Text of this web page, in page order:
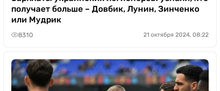
получает больше – Довбик, Лунин, Зинченко
или Мудрик
8310 21 октября 2024, 08:22